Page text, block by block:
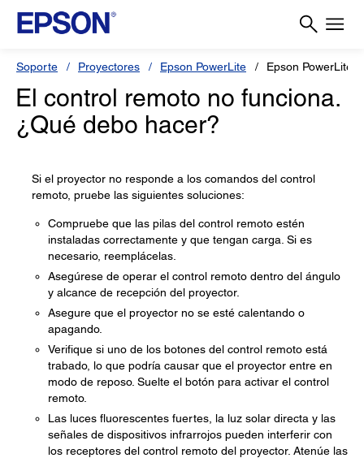
Soporte Proyectores Epson PowerLite Epson PowerLite
El control remoto no funciona.
¿Qué debo hacer?
Si el proyector no responde a los comandos del control
remoto, pruebe las siguientes soluciones:
Compruebe que las pilas del control remoto estén
instaladas correctamente y que tengan carga. Si es
necesario, reemplácelas.
Asegúrese de operar el control remoto dentro del ángulo
y alcance de recepción del proyector.
Asegure que el proyector no se esté calentando o
apagando.
Verifique si uno de los botones del control remoto está
trabado, lo que podría causar que el proyector entre en
modo de reposo. Suelte el botón para activar el control
remoto.
Las luces fluorescentes fuertes, la luz solar directa y las
señales de dispositivos infrarrojos pueden interferir con
los receptores del control remoto del proyector. Atenúe las